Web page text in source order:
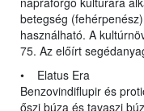
betegség
használható. A
75. Az előírt
• Elatus Era
Benzovindiflupir és
őszi búza és tavaszi